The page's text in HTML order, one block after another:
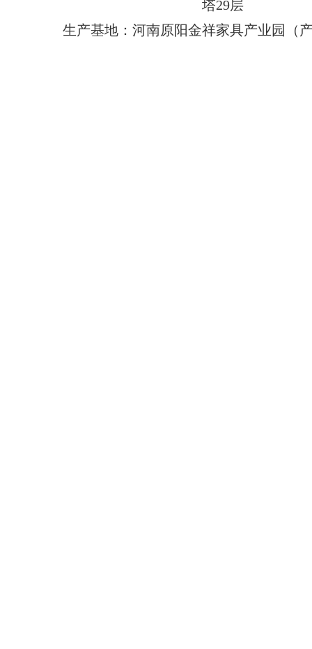
塔29层
生产基地：河南原阳金祥家具产业园（